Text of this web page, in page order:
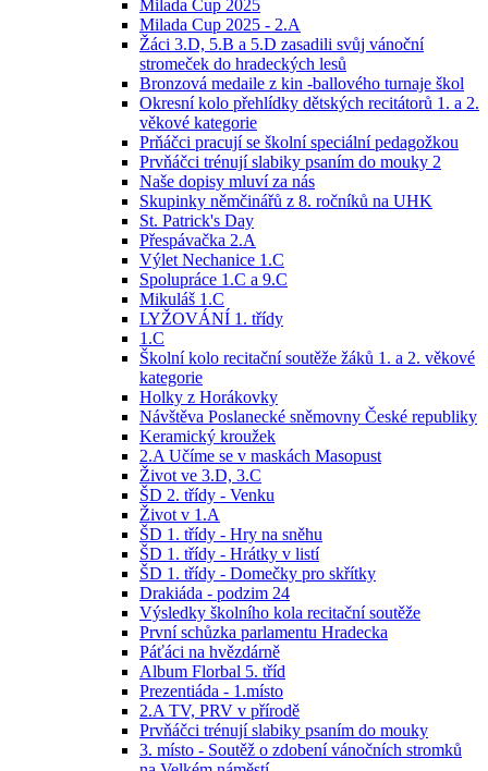
Milada Cup 2025
Milada Cup 2025 - 2.A
Žáci 3.D, 5.B a 5.D zasadili svůj vánoční
stromeček do hradeckých lesů
Bronzová medaile z kin -ballového turnaje škol
Okresní kolo přehlídky dětských recitátorů 1. a 2.
věkové kategorie
Prňáčci pracují se školní speciální pedagožkou
Prvňáčci trénují slabiky psaním do mouky 2
Naše dopisy mluví za nás
Skupinky němčinářů z 8. ročníků na UHK
St. Patrick's Day
Přespávačka 2.A
Výlet Nechanice 1.C
Spolupráce 1.C a 9.C
Mikuláš 1.C
LYŽOVÁNÍ 1. třídy
1.C
Školní kolo recitační soutěže žáků 1. a 2. věkové
kategorie
Holky z Horákovky
Návštěva Poslanecké sněmovny České republiky
Keramický kroužek
2.A Učíme se v maskách Masopust
Život ve 3.D, 3.C
ŠD 2. třídy - Venku
Život v 1.A
ŠD 1. třídy - Hry na sněhu
ŠD 1. třídy - Hrátky v listí
ŠD 1. třídy - Domečky pro skřítky
Drakiáda - podzim 24
Výsledky školního kola recitační soutěže
První schůzka parlamentu Hradecka
Páťáci na hvězdárně
Album Florbal 5. tříd
Prezentiáda - 1.místo
2.A TV, PRV v přírodě
Prvňáčci trénují slabiky psaním do mouky
3. místo - Soutěž o zdobení vánočních stromků